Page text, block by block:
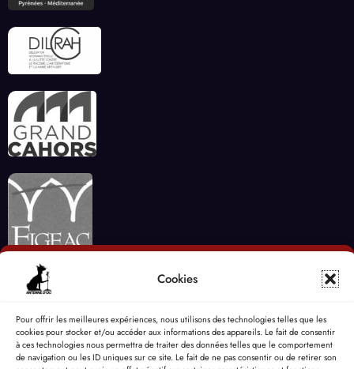
Cookies
Pour offrir les meilleures expériences, nous utilisons des technologies telles que les
cookies pour stocker et/ou accéder aux informations des appareils. Le fait de consentir
à ces technologies nous permettra de traiter des données telles que le comportement
de navigation ou les ID uniques sur ce site. Le fait de ne pas consentir ou de retirer son